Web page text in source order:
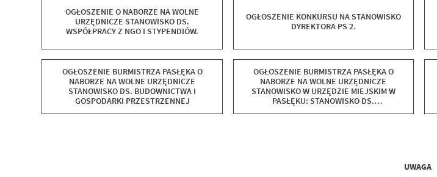
OGŁOSZENIE O NABORZE NA WOLNE
URZĘDNICZE STANOWISKO DS.
WSPÓŁPRACY Z NGO I STYPENDIÓW.
OGŁOSZENIE KONKURSU NA STANOWISKO
DYREKTORA PS 2.
OGŁOSZENIE BURMISTRZA PASŁĘKA O
NABORZE NA WOLNE URZĘDNICZE
STANOWISKO DS. BUDOWNICTWA I
GOSPODARKI PRZESTRZENNEJ
OGŁOSZENIE BURMISTRZA PASŁĘKA O
NABORZE NA WOLNE URZĘDNICZE
STANOWISKO W URZĘDZIE MIEJSKIM W
PASŁĘKU: STANOWISKO DS.
BUDOWNICTWA I GOSPODARKI
UWAGA